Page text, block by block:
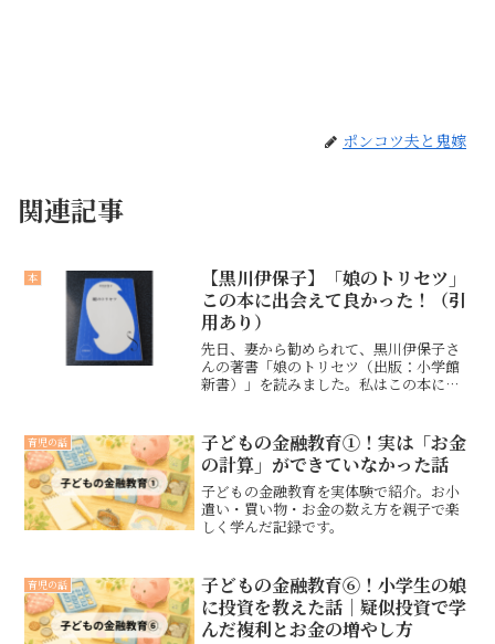
ポンコツ夫と鬼嫁
関連記事
本
【黒川伊保子】「娘のトリセツ」
この本に出会えて良かった！（引
用あり）
先日、妻から勧められて、黒川伊保子さ
んの著書「娘のトリセツ（出版：小学館
新書）」を読みました。私はこの本に出
の大切さを学ぶことができました。
育児の話
子どもの金融教育①！実は「お金
の計算」ができていなかった話
子どもの金融教育を実体験で紹介。お小
遣い・買い物・お金の数え方を親子で楽
しく学んだ記録です。
育児の話
子どもの金融教育⑥！小学生の娘
に投資を教えた話｜疑似投資で学
んだ複利とお金の増やし方